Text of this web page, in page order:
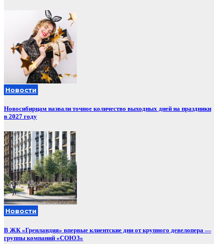
Новости
Новосибирцам назвали точное количество выходных дней на праздники
в 2027 году
Новости
В ЖК «Гренландия» впервые клиентские дни от крупного девелопера —
группы компаний «СОЮЗ»